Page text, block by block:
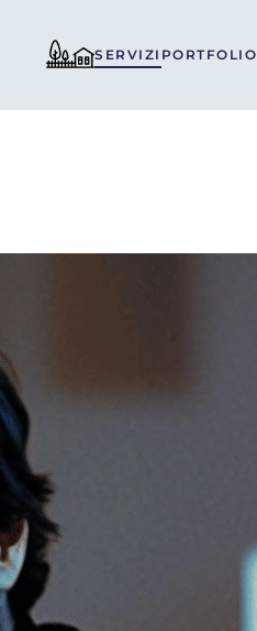
SERVIZI PORTFOLIO